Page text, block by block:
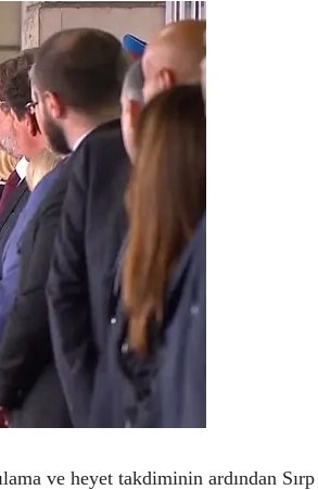
ve heyet takdiminin ardından Sırp